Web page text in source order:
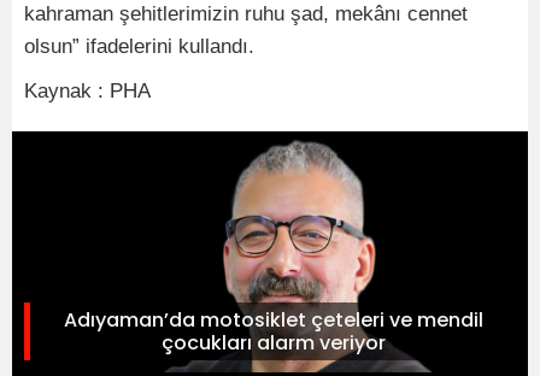
kahraman şehitlerimizin ruhu şad, mekânı cennet
olsun” ifadelerini kullandı.
Kaynak : PHA
Adıyaman’da motosiklet çeteleri ve mendil
çocukları alarm veriyor